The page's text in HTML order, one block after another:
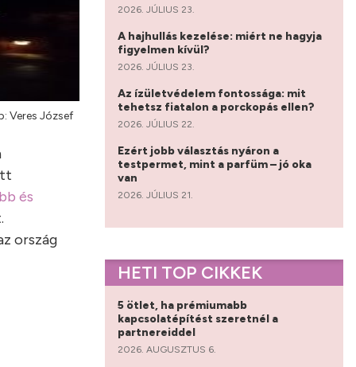
Veres József
és
ország
2026. JÚLIUS 23.
A hajhullás kezelése: miért ne hagyja
figyelmen kívül?
2026. JÚLIUS 23.
Az ízületvédelem fontossága: mit
tehetsz fiatalon a porckopás ellen?
2026. JÚLIUS 22.
Ezért jobb választás nyáron a
testpermet, mint a parfüm – jó oka
van
2026. JÚLIUS 21.
HETI TOP CIKKEK
5 ötlet, ha prémiumabb
kapcsolatépítést szeretnél a
partnereiddel
2026. AUGUSZTUS 6.